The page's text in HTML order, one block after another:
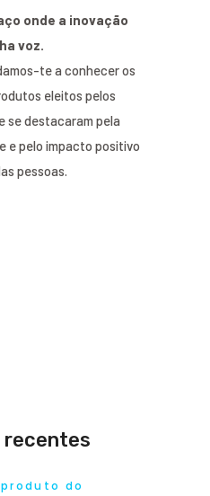
onde a inovação
voz.
te a conhecer os
eleitos pelos
se destacaram pela
e pelo impacto positivo
pessoas.
recentes
do